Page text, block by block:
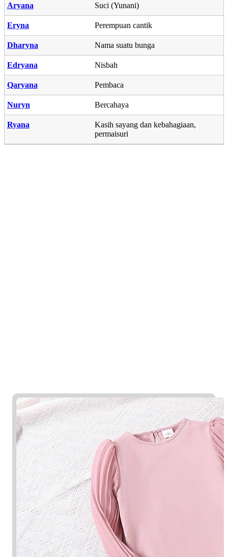
Aryana Suci (Yunani)
Eryna Perempuan cantik
Dharyna Nama suatu bunga
Edryana Nisbah
Qaryana Pembaca
Nuryn Bercahaya
Ryana
Kasih sayang dan kebahagiaan,
permaisuri